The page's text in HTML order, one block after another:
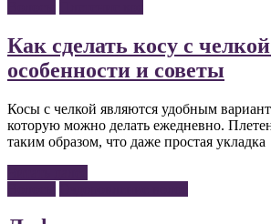
Как сделать косу с
особенности и советы
Косы с челкой являются удобным
которую можно делать ежедневно.
таким образом, что даже простая укладка